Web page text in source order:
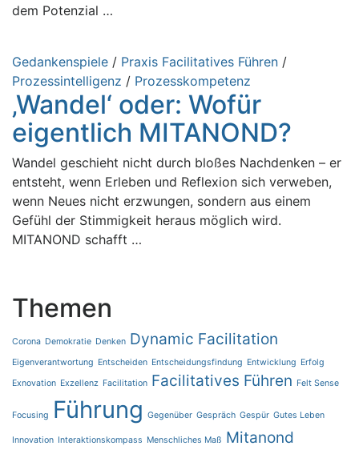
dem Potenzial …
Gedankenspiele / Praxis Facilitatives Führen /
Prozessintelligenz / Prozesskompetenz
‚Wandel‘ oder: Wofür
eigentlich MITANOND?
Wandel geschieht nicht durch bloßes Nachdenken – er
entsteht, wenn Erleben und Reflexion sich verweben,
wenn Neues nicht erzwungen, sondern aus einem
Gefühl der Stimmigkeit heraus möglich wird.
MITANOND schafft …
Themen
Corona Demokratie Denken Dynamic Facilitation
Eigenverantwortung Entscheiden Entscheidungsfindung Entwicklung Erfolg
Exnovation Exzellenz Facilitation Facilitatives Führen Felt Sense
Focusing Führung Gegenüber Gespräch Gespür Gutes Leben
Innovation Interaktionskompass Menschliches Maß Mitanond